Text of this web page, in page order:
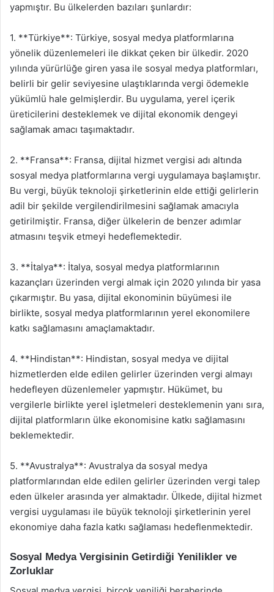
yapmıştır. Bu ülkelerden bazıları şunlardır:
1. **Türkiye**: Türkiye, sosyal medya platformlarına
yönelik düzenlemeleri ile dikkat çeken bir ülkedir. 2020
yılında yürürlüğe giren yasa ile sosyal medya platformları,
belirli bir gelir seviyesine ulaştıklarında vergi ödemekle
yükümlü hale gelmişlerdir. Bu uygulama, yerel içerik
üreticilerini desteklemek ve dijital ekonomik dengeyi
sağlamak amacı taşımaktadır.
2. **Fransa**: Fransa, dijital hizmet vergisi adı altında
sosyal medya platformlarına vergi uygulamaya başlamıştır.
Bu vergi, büyük teknoloji şirketlerinin elde ettiği gelirlerin
adil bir şekilde vergilendirilmesini sağlamak amacıyla
getirilmiştir. Fransa, diğer ülkelerin de benzer adımlar
atmasını teşvik etmeyi hedeflemektedir.
3. **İtalya**: İtalya, sosyal medya platformlarının
kazançları üzerinden vergi almak için 2020 yılında bir yasa
çıkarmıştır. Bu yasa, dijital ekonominin büyümesi ile
birlikte, sosyal medya platformlarının yerel ekonomilere
katkı sağlamasını amaçlamaktadır.
4. **Hindistan**: Hindistan, sosyal medya ve dijital
hizmetlerden elde edilen gelirler üzerinden vergi almayı
hedefleyen düzenlemeler yapmıştır. Hükümet, bu
vergilerle birlikte yerel işletmeleri desteklemenin yanı sıra,
dijital platformların ülke ekonomisine katkı sağlamasını
beklemektedir.
5. **Avustralya**: Avustralya da sosyal medya
platformlarından elde edilen gelirler üzerinden vergi talep
eden ülkeler arasında yer almaktadır. Ülkede, dijital hizmet
vergisi uygulaması ile büyük teknoloji şirketlerinin yerel
ekonomiye daha fazla katkı sağlaması hedeflenmektedir.
Sosyal Medya Vergisinin Getirdiği Yenilikler ve
Zorluklar